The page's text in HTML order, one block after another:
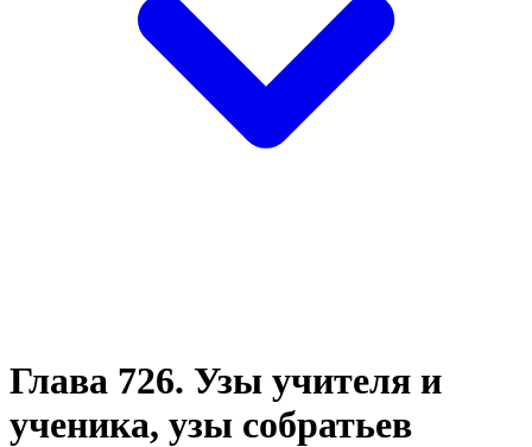
Глава 726. Узы учителя и
ученика, узы собратьев